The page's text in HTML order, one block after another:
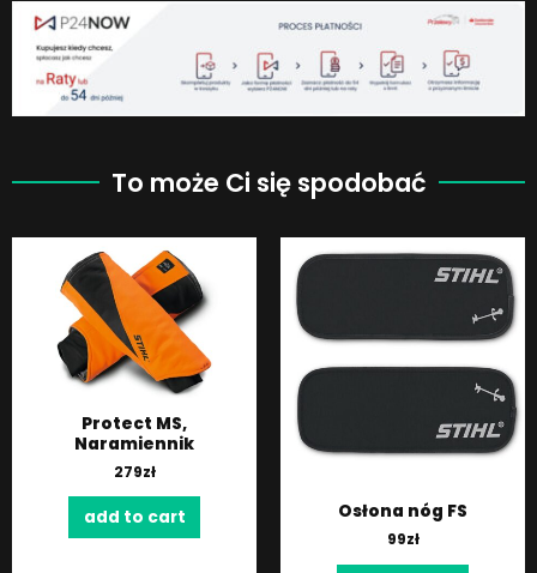
To może Ci się spodobać
Protect MS,
Naramiennik
279zł
add to cart Osłona nóg FS
99zł